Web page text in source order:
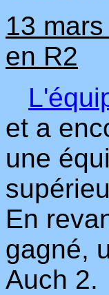
13
en R2
et a
une
En
gagné,
Auch 2.